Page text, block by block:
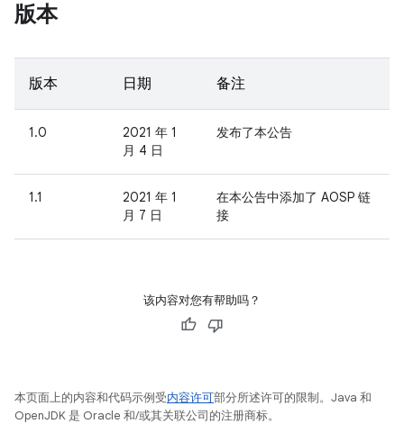
版本
版本 日期 备注
1.0
2021 年 1
月 4 日
发布了本公告
1.1
2021 年 1
月 7 日
在本公告中添加了 AOSP 链
接
该内容对您有帮助吗？
本页面上的内容和代码示例受内容许可部分所述许可的限制。Java 和
OpenJDK 是 Oracle 和/或其关联公司的注册商标。